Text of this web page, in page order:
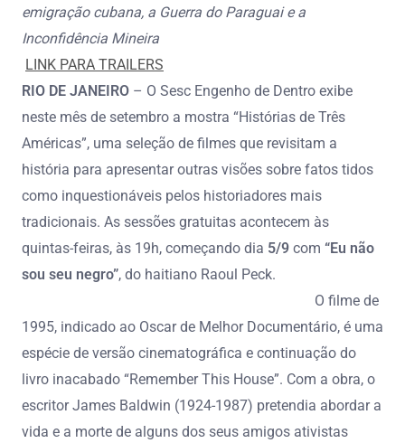
emigração cubana, a Guerra do Paraguai e a
Inconfidência Mineira
LINK PARA TRAILERS
RIO DE JANEIRO – O Sesc Engenho de Dentro exibe
neste mês de setembro a mostra “Histórias de Três
Américas”, uma seleção de filmes que revisitam a
história para apresentar outras visões sobre fatos tidos
como inquestionáveis pelos historiadores mais
tradicionais. As sessões gratuitas acontecem às
quintas-feiras, às 19h, começando dia 5/9 com “Eu não
sou seu negro”, do haitiano Raoul Peck.
O filme de
1995, indicado ao Oscar de Melhor Documentário, é uma
espécie de versão cinematográfica e continuação do
livro inacabado “Remember This House”. Com a obra, o
escritor James Baldwin (1924-1987) pretendia abordar a
vida e a morte de alguns dos seus amigos ativistas